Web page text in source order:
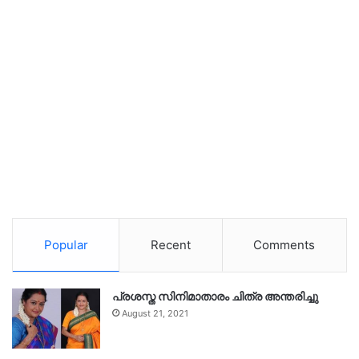
Popular Recent Comments
പ്രശസ്ത സിനിമാതാരം ചിത്ര അന്തരിച്ചു
August 21, 2021